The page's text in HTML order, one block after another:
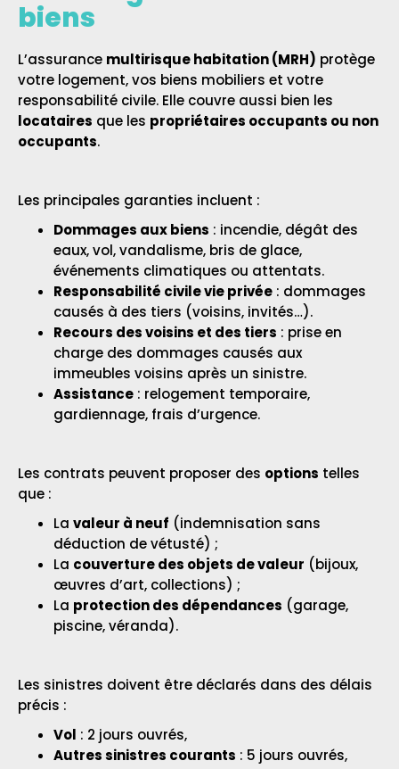
biens
L’assurance multirisque habitation (MRH) protège
votre logement, vos biens mobiliers et votre
responsabilité civile. Elle couvre aussi bien les
locataires que les propriétaires occupants ou non
occupants.
Les principales garanties incluent :
Dommages aux biens : incendie, dégât des
eaux, vol, vandalisme, bris de glace,
événements climatiques ou attentats.
Responsabilité civile vie privée : dommages
causés à des tiers (voisins, invités…).
Recours des voisins et des tiers : prise en
charge des dommages causés aux
immeubles voisins après un sinistre.
Assistance : relogement temporaire,
gardiennage, frais d’urgence.
Les contrats peuvent proposer des options telles
que :
La valeur à neuf (indemnisation sans
déduction de vétusté) ;
La couverture des objets de valeur (bijoux,
œuvres d’art, collections) ;
La protection des dépendances (garage,
piscine, véranda).
Les sinistres doivent être déclarés dans des délais
précis :
Vol : 2 jours ouvrés,
Autres sinistres courants : 5 jours ouvrés,